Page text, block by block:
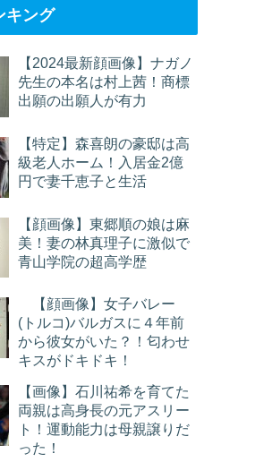
キング
【2024最新顔画像】ナガノ
先生の本名は村上茜！商標
出願の出願人が有力
【特定】森喜朗の豪邸は高
級老人ホーム！入居金2億
円で妻千恵子と生活
【顔画像】東郷順の娘は麻
美！妻の林真理子に激似で
青山学院の超高学歴
【顔画像】女子バレー
(トルコ)バルガスに４年前
から彼女がいた？！匂わせ
キスがドキドキ！
【画像】石川祐希を育てた
両親は高身長の元アスリー
ト！運動能力は母親譲りだ
った！